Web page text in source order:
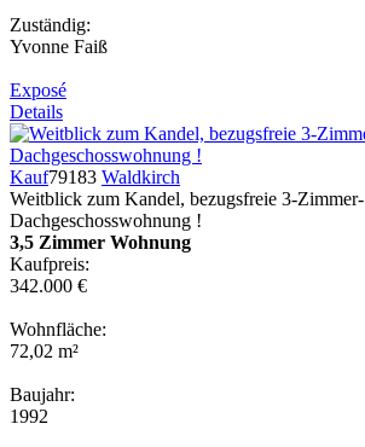
Zuständig:
Yvonne Faiß
Exposé
Details
Kauf79183 Waldkirch
Weitblick zum Kandel, bezugsfreie 3-Zimmer-
Dachgeschosswohnung !
3,5 Zimmer Wohnung
Kaufpreis:
342.000 €
Wohnfläche:
72,02 m²
Baujahr:
1992